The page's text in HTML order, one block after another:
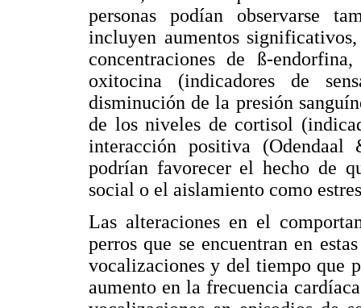
personas podían observarse
incluyen aumentos
concentraciones de ß-
oxitocina (indicadores de
disminución de la presión
de los niveles de cortisol
interacción positiva
podrían favorecer el hecho de
social o el aislamiento como
Las alteraciones en el
perros que se encuentran en
vocalizaciones y del tiempo que
aumento en la frecuencia